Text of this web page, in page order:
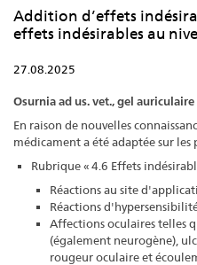
Addition d’effets
effets indésirables au
27.08.2025
Osurnia ad us. vet., gel
En raison de nouvelles
médicament a été adaptée sur les
Rubrique « 4.6 Effets
Réactions au site
Réactions
Affections oculaires telles
(également neurogène),
rougeur oculaire et